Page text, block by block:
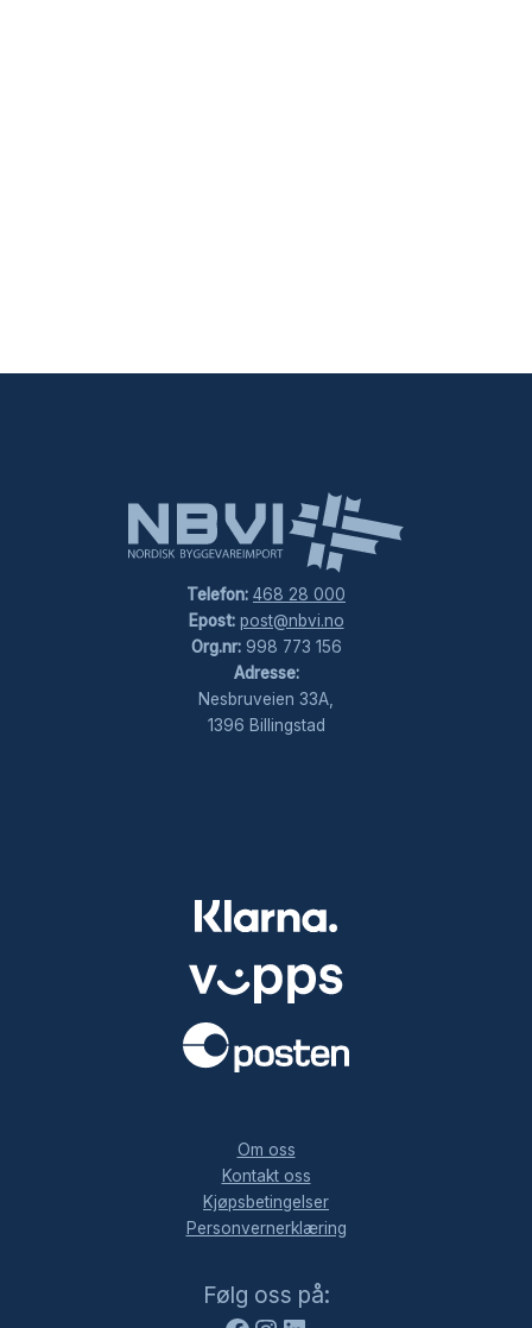
Telefon: 468 28 000
Epost: post@nbvi.no
Org.nr:998 773 156
Adresse:
Nesbruveien 33A,
1396 Billingstad
Om oss
Kontakt oss
Kjøpsbetingelser
Personvernerklæring
Følg oss på:
Facebook
Instagram
LinkedIn